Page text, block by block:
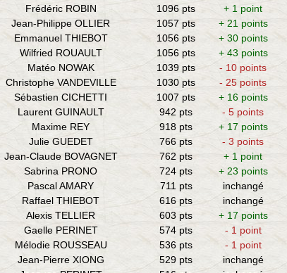
Frédéric ROBIN 1096 pts
+ 1 point
Jean-Philippe OLLIER 1057 pts
+ 21 points
Emmanuel THIEBOT 1056 pts
+ 30 points
Wilfried ROUAULT 1056 pts
+ 43 points
Matéo NOWAK 1039 pts
- 10 points
Christophe VANDEVILLE 1030 pts
- 25 points
Sébastien CICHETTI 1007 pts
+ 16 points
Laurent GUINAULT 942 pts
- 5 points
Maxime REY 918 pts
+ 17 points
Julie GUEDET 766 pts
- 3 points
Jean-Claude BOVAGNET 762 pts
+ 1 point
Sabrina PRONO 724 pts
+ 23 points
Pascal AMARY 711 pts
inchangé
Raffael THIEBOT 616 pts
inchangé
Alexis TELLIER 603 pts
+ 17 points
Gaelle PERINET 574 pts
- 1 point
Mélodie ROUSSEAU 536 pts
- 1 point
Jean-Pierre XIONG 529 pts
inchangé